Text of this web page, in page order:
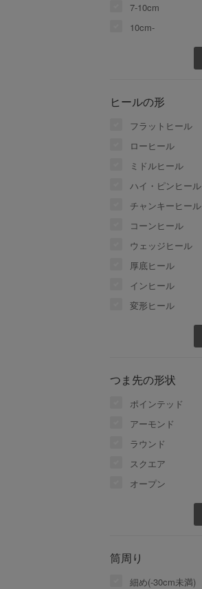
7-10cm
10cm-
ヒールの形
フラットヒール
ローヒール
ミドルヒール
ハイ・ピンヒール
チャンキーヒール
コーンヒール
ウェッジヒール
厚底ヒール
インヒール
変形ヒール
つま先の形状
ポインテッド
アーモンド
ラウンド
スクエア
オープン
筒周り
細め(-30cm未満)